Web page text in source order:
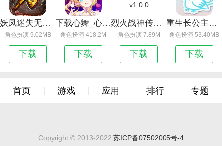
妖凤迷失无限刀 官方正版下载
角色扮演 9.02MB
下载
下载心舞_心舞vivo版本
角色扮演 418.2M
下载
烈火战神传奇手游 v1.0.0
角色扮演 7.89M
下载
重生长公主的日常
角色扮演 53.40MB
下载
首页 游戏 应用 排行 专题
Copyright © 2013-2022 苏ICP备07502005号-4